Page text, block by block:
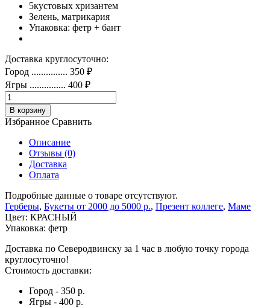
5кустовых хризантем
Зелень, матрикария
Упаковка: фетр + бант
Доставка круглосуточно:
Город ............... 350 ₽
Ягры ............... 400 ₽
В корзину
Избранное Сравнить
Описание
Отзывы (0)
Доставка
Оплата
Подробные данные о товаре отсутствуют.
Герберы, Букеты от 2000 до 5000 р., Презент коллеге, Маме
Цвет: КРАСНЫЙ
Упаковка: фетр
Доставка по Северодвинску за 1 час в любую точку города
круглосуточно!
Стоимость доставки:
Город - 350 р.
Ягры - 400 р.